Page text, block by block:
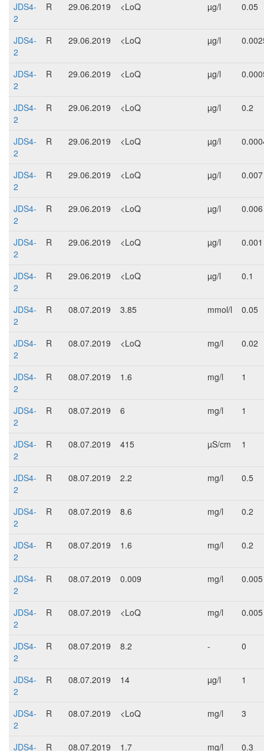
JDS4-
2
R 29.06.2019 <LoQ µg/l 0.05
JDS4-
2
R 29.06.2019 <LoQ µg/l
JDS4-
2
R 29.06.2019 <LoQ µg/l
JDS4-
2
R 29.06.2019 <LoQ µg/l 0.2
JDS4-
2
R 29.06.2019 <LoQ µg/l
JDS4-
2
R 29.06.2019 <LoQ µg/l 0.007
JDS4-
2
R 29.06.2019 <LoQ µg/l 0.006
JDS4-
2
R 29.06.2019 <LoQ µg/l 0.001
JDS4-
2
R 29.06.2019 <LoQ µg/l 0.1
JDS4-
2
R 08.07.2019 3.85 mmol/l 0.05
JDS4-
2
R 08.07.2019 <LoQ mg/l 0.02
JDS4-
2
R 08.07.2019 1.6 mg/l 1
JDS4-
2
R 08.07.2019 6 mg/l 1
JDS4-
2
R 08.07.2019 415 µS/cm 1
JDS4-
2
R 08.07.2019 2.2 mg/l 0.5
JDS4-
2
R 08.07.2019 8.6 mg/l 0.2
JDS4-
2
R 08.07.2019 1.6 mg/l 0.2
JDS4-
2
R 08.07.2019 0.009 mg/l 0.005
JDS4-
2
R 08.07.2019 <LoQ mg/l 0.005
JDS4-
2
R 08.07.2019 8.2 - 0
JDS4-
2
R 08.07.2019 14 µg/l 1
JDS4-
2
R 08.07.2019 <LoQ mg/l 3
JDS4- R 08.07.2019 1.7 mg/l 0.3